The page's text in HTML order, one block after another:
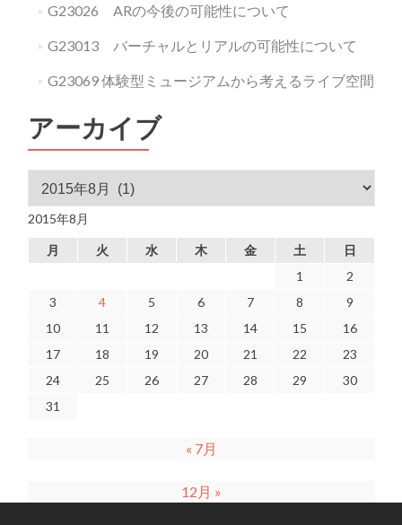
G23026 ARの今後の可能性について
G23013 バーチャルとリアルの可能性について
G23069 体験型ミュージアムから考えるライブ空間
アーカイブ
アーカイブ
2015年8月
月 火 水 木 金 土
日
1
2
3
4 5 6 7 8
9
10
11 12 13 14 15
16
17
18 19 20 21 22
23
24
25 26 27 28 29
30
31
« 7月
12月 »